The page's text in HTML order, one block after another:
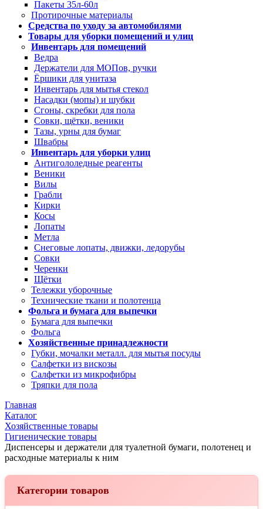
Пакеты 35л-60л
Протирочные материалы
Средства по уходу за автомобилями
Товары для уборки помещений и улиц
Инвентарь для помещений
Ведра
Держатели для МОПов, ручки
Ёршики для унитаза
Инвентарь для мытья стекол
Насадки (мопы) и шубки
Сгоны, скребки для пола
Совки, щётки, веники
Тазы, урны для бумаг
Швабры
Инвентарь для уборки улиц
Антигололедные реагенты
Веники
Вилы
Грабли
Кирки
Косы
Лопаты
Метла
Снеговые лопаты, движки, ледорубы
Совки
Черенки
Щётки
Тележки уборочные
Технические ткани и полотенца
Фольга и бумага для выпечки
Бумага для выпечки
Фольга
Хозяйственные принадлежности
Губки, мочалки металл. для мытья посуды
Салфетки из вискозы
Салфетки из микрофибры
Тряпки для пола
Главная
Каталог
Хозяйственные товары
Гигиенические товары
Диспенсеры и держатели для туалетной бумаги, полотенец и
расходные материалы к ним
Категории товаров